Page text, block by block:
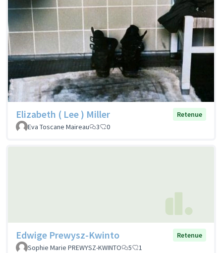
Elizabeth ( Lee ) Miller
Retenue
Eva Toscane Maireau
3 0
Edwige Prewysz-Kwinto
Retenue
Sophie Marie PREWYSZ-KWINTO
5 1